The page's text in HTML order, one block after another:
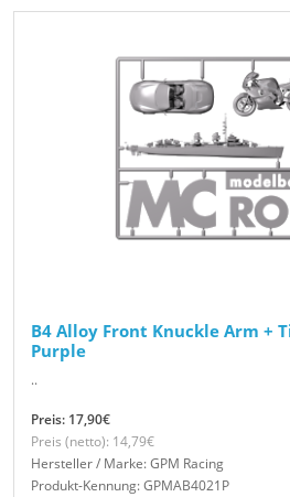
B4 Alloy Front Knuckle Arm +
Purple
..
Preis: 17,90€
Preis (netto): 14,79€
Hersteller / Marke: GPM Racing
Produkt-Kennung: GPMAB4021P